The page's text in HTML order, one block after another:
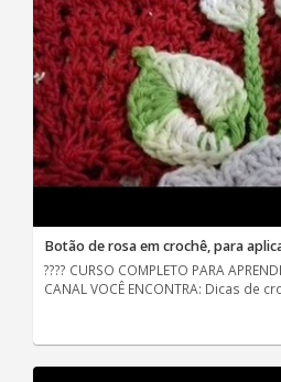
Botão de rosa em crochê, para
???? CURSO COMPLETO PARA
CANAL VOCÊ ENCONTRA: Dicas de